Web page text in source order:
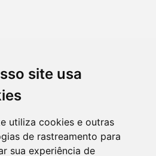
site usa
utiliza cookies e outras
de rastreamento para
sua experiência de
EM REVISTA